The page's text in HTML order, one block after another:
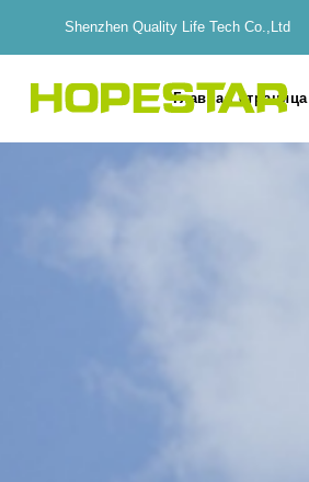
Shenzhen Quality Life Tech Co.,Ltd
Главная страница